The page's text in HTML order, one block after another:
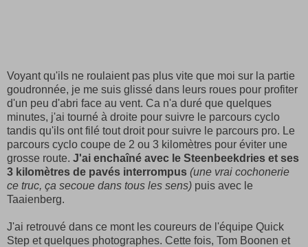
Voyant qu'ils ne roulaient pas plus vite que moi sur la partie
goudronnée, je me suis glissé dans leurs roues pour profiter
d'un peu d'abri face au vent. Ca n'a duré que quelques
minutes, j'ai tourné à droite pour suivre le parcours cyclo
tandis qu'ils ont filé tout droit pour suivre le parcours pro. Le
parcours cyclo coupe de 2 ou 3 kilomètres pour éviter une
grosse route. J'ai enchaîné avec le Steenbeekdries et ses
3 kilomètres de pavés interrompus (une vrai cochonerie
ce truc, ça secoue dans tous les sens) puis avec le
Taaienberg.
J'ai retrouvé dans ce mont les coureurs de l'équipe Quick
Step et quelques photographes. Cette fois, Tom Boonen et